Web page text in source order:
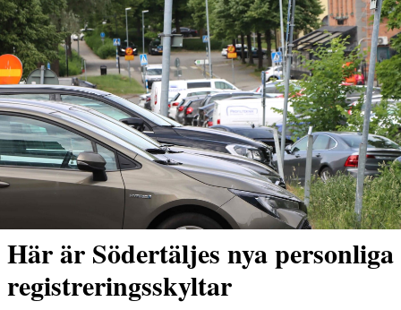
Här är Södertäljes nya personliga
registreringsskyltar